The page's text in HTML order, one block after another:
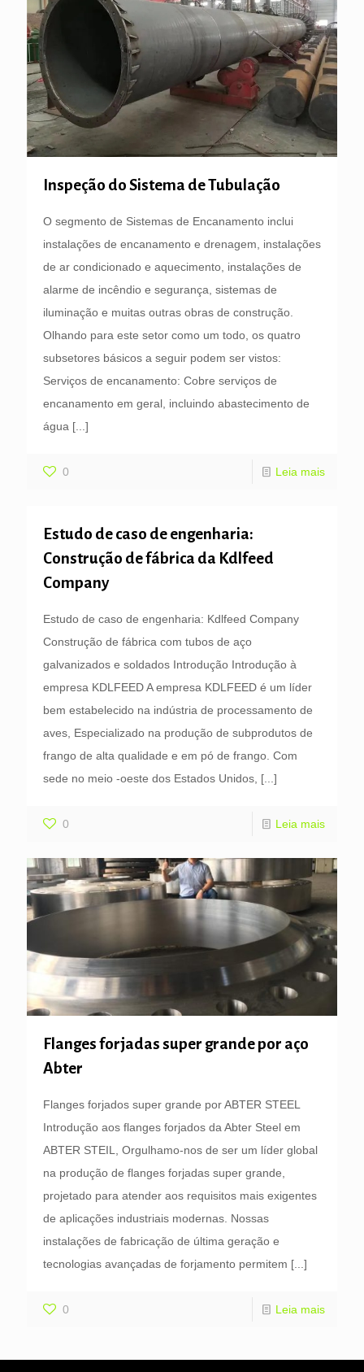
Inspeção do Sistema de Tubulação
O segmento de Sistemas de Encanamento inclui
instalações de encanamento e drenagem, instalações
de ar condicionado e aquecimento, instalações de
alarme de incêndio e segurança, sistemas de
iluminação e muitas outras obras de construção.
Olhando para este setor como um todo, os quatro
subsetores básicos a seguir podem ser vistos:
Serviços de encanamento: Cobre serviços de
encanamento em geral, incluindo abastecimento de
água [...]
0 Leia mais
Estudo de caso de engenharia:
Construção de fábrica da Kdlfeed
Company
Estudo de caso de engenharia: Kdlfeed Company
Construção de fábrica com tubos de aço
galvanizados e soldados Introdução Introdução à
empresa KDLFEED A empresa KDLFEED é um líder
bem estabelecido na indústria de processamento de
aves, Especializado na produção de subprodutos de
frango de alta qualidade e em pó de frango. Com
sede no meio -oeste dos Estados Unidos, [...]
0 Leia mais
Flanges forjadas super grande por aço
Abter
Flanges forjados super grande por ABTER STEEL
Introdução aos flanges forjados da Abter Steel em
ABTER STEIL, Orgulhamo-nos de ser um líder global
na produção de flanges forjadas super grande,
projetado para atender aos requisitos mais exigentes
de aplicações industriais modernas. Nossas
instalações de fabricação de última geração e
tecnologias avançadas de forjamento permitem [...]
0 Leia mais